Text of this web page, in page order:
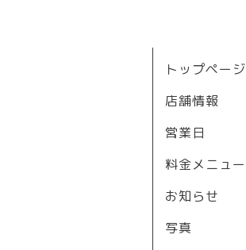
トップページ
店舗情報
営業日
料金メニュー
お知らせ
写真